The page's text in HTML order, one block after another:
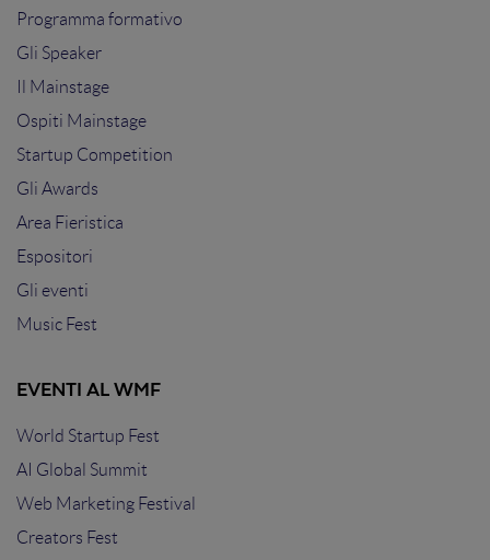
Programma formativo
Gli Speaker
Il Mainstage
Ospiti Mainstage
Startup Competition
Gli Awards
Area Fieristica
Espositori
Gli eventi
Music Fest
EVENTI AL WMF
World Startup Fest
AI Global Summit
Web Marketing Festival
Creators Fest